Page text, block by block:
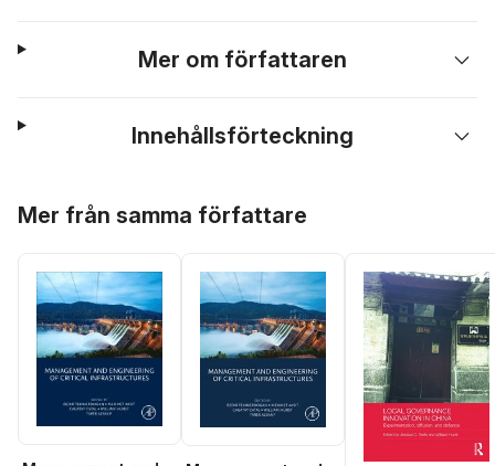
Mer om författaren
Innehållsförteckning
Mer från samma författare